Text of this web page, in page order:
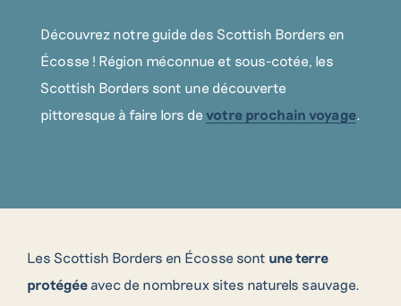
Découvrez notre guide des Scottish Borders en
Écosse ! Région méconnue et sous-cotée, les
Scottish Borders sont une découverte
pittoresque à faire lors de votre prochain voyage.
Les Scottish Borders en Écosse sont une terre
protégée avec de nombreux sites naturels sauvage.